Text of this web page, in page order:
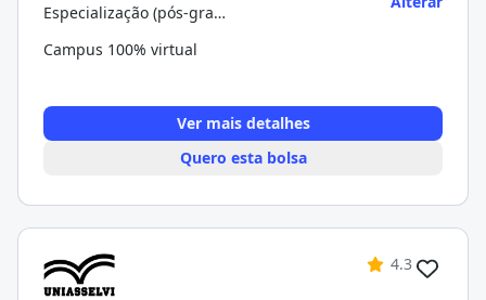
Especialização (pós-graduação)
Campus 100% virtual
Ver mais detalhes
Quero esta bolsa
4.3